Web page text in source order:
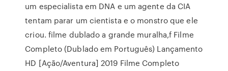
um especialista em DNA e um agente da CIA
tentam parar um cientista e o monstro que ele
criou. filme dublado a grande muralha,f Filme
Completo (Dublado em Português) Lançamento
HD [Ação/Aventura] 2019 Filme Completo